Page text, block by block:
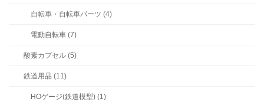
自転車・自転車パーツ (4)
電動自転車 (7)
酸素カプセル (5)
鉄道用品 (11)
HOゲージ(鉄道模型) (1)